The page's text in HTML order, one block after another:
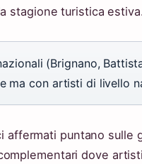
stagione turistica
(Brignano,
ma con artisti di livello
affermati puntano
dove